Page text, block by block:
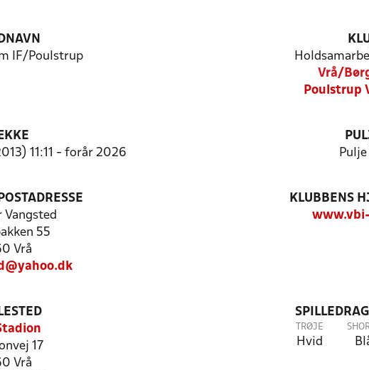
IF/Poulstrup
Vrå/
Poulstrup
11:11 - forår 2026
Pulje
Vangsted
55
Vrå
KLUBBENS
17
Vrå
TRØJE
Hvid